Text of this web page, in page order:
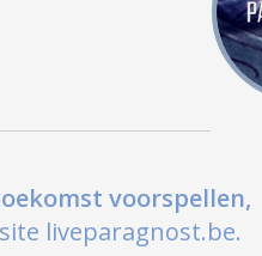
voorspellen,
liveparagnost.be.